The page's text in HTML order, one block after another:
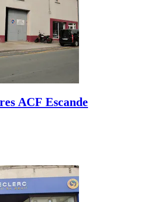
ACF Escande